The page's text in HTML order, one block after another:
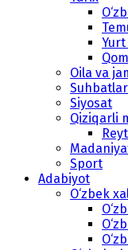
Yurt
Oila va
Suhbatlar
Siyosat
Qiziqarli
Sport
Adabiyot
O‘zbek